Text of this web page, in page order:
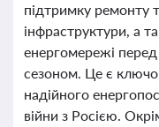
підтримку ремонту
інфраструктури, а
енергомережі
сезоном. Це є
надійного
війни з Росією.